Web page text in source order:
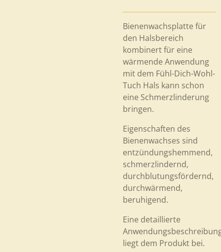
Bienenwachsplatte für
den Halsbereich
kombinert für eine
wärmende Anwendung
mit dem Fühl-Dich-Wohl-
Tuch Hals kann schon
eine Schmerzlinderung
bringen.
Eigenschaften des
Bienenwachses sind
entzündungshemmend,
schmerzlindernd,
durchblutungsfördernd,
durchwärmend,
beruhigend.
Eine detaillierte
liegt dem Produkt bei.